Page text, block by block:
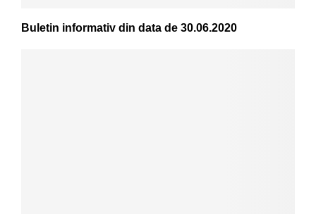
Buletin informativ din data de 30.06.2020